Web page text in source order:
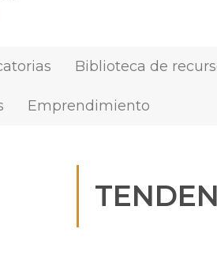
Biblioteca de
Emprendimiento